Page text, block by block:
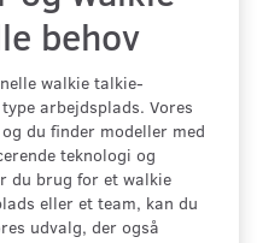
behov
walkie talkie-
arbejdsplads. Vores
du finder modeller med
teknologi og
du brug for et walkie
eller et team, kan du
udvalg, der også